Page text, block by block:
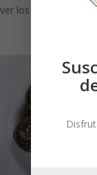
ver los precios